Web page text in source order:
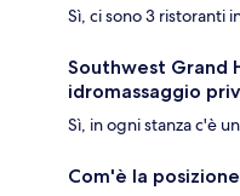
Sì, ci sono 3 ristoranti
Southwest Grand
idromassaggio
Sì, in ogni stanza c'è
Com'è la